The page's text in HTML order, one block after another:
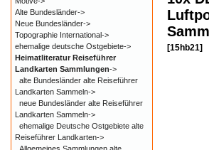
[15hb21]
Alte Bundesländer->
Neue Bundesländer->
Topographie International->
ehemalige deutsche Ostgebiete->
Heimatliteratur Reiseführer
Landkarten Sammlungen->
alte Bundesländer alte Reiseführer
Landkarten Sammeln->
neue Bundesländer alte Reiseführer
Landkarten Sammeln->
ehemalige Deutsche Ostgebiete alte
Reiseführer Landkarten->